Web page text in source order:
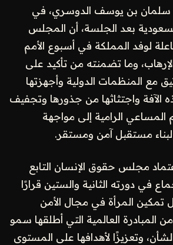
سلمان بن يوسف الدوسري، في
السعودية بعد الجلسة، أن المجلس
لوفد المملكة في أسبوع الأمم
وما تضمنته من تأكيد على
مع المنظمات الدولية وأجهزتها
الآفة واجتثاثها من جذورها وتجفيف
المساعي الرامية إلى مواجهة
لبناء مستقبل آمن ومستقر.
مجلس حقوق الإنسان التابع
في دورته الثانية والستين قرارًا
تمكين المرأة في مجال الأمن
من المبادرة العالمية التي أطلقها سمو
وتعزيزًا لأهدافها على المستوى